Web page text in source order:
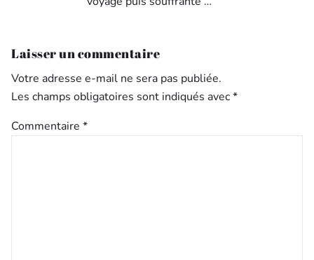
Laisser un commentaire
Votre adresse e-mail ne sera pas publiée.
Les champs obligatoires sont indiqués avec*
Commentaire *